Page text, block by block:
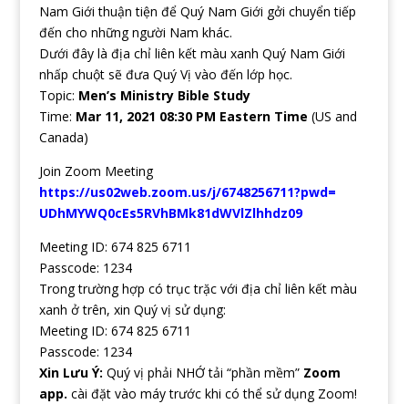
Nam Giới thuận tiện để Quý Nam Giới gởi chuyển tiếp
đến cho những người Nam khác.
Dưới đây là địa chỉ liên kết màu xanh Quý Nam Giới
nhấp chuột sẽ đưa Quý Vị vào đến lớp học.
Topic: Men’s Ministry Bible Study
Time: Mar 11, 2021 08:30 PM Eastern Time (US and
Canada)
Join Zoom Meeting
https://us02web.zoom.us/j/6748256711?pwd=
UDhMYWQ0cEs5RVhBMk81dWVlZlhhdz09
Meeting ID: 674 825 6711
Passcode: 1234
Trong trường hợp có trục trặc với địa chỉ liên kết màu
xanh ở trên, xin Quý vị sử dụng:
Meeting ID: 674 825 6711
Passcode: 1234
Xin Lưu Ý: Quý vị phải NHỚ tải “phần mềm” Zoom
app. cài đặt vào máy trước khi có thể sử dụng Zoom!